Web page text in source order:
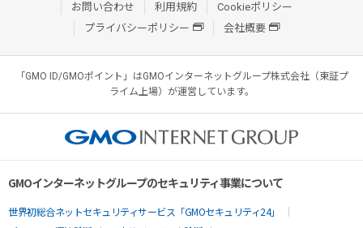
お問い合わせ
利用規約
Cookieポリシー
プライバシーポリシー
会社概要
「GMO ID/GMOポイント」はGMOインターネットグループ株式会社（東証プ
ライム上場）が運営しています。
GMOインターネットグループのセキュリティ事業について
世界初総合ネットセキュリティサービス「GMOセキュリティ24」